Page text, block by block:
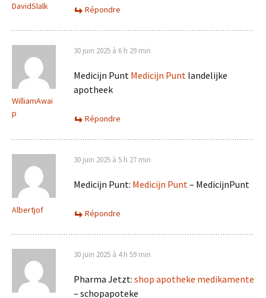
DavidSlalk Répondre
WilliamAwai
p
30 juin 2025 à 6 h 29 min
Medicijn Punt Medicijn Punt landelijke
apotheek
Répondre
Albertjof
30 juin 2025 à 5 h 27 min
Medicijn Punt: Medicijn Punt– MedicijnPunt
Répondre
30 juin 2025 à 4 h 59 min
Pharma Jetzt: shop apotheke medikamente
– schopapoteke